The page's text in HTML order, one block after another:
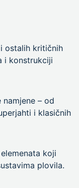
ostalih kritičnih
i konstrukciji
– od
i klasičnih
koji
plovila.